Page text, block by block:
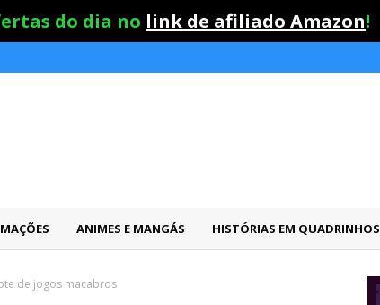
do dia no link de afiliado Amazon!
ANIMES E MANGÁS HISTÓRIAS EM QUADRINHOS
de jogos macabros